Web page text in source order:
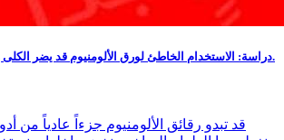
دراسة: الاستخدام الخاطئ لورق الألومنيوم قد يضر الكلى والعظام والجهاز العصبي.
قد تبدو رقائق الألومنيوم جزءاً عادياً من